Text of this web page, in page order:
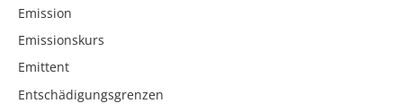
Emission
Emissionskurs
Emittent
Entschädigungsgrenzen